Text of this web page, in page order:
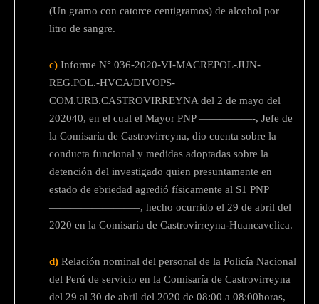
(Un gramo con catorce centigramos) de alcohol por
litro de sangre.
c) Informe N° 036-2020-VI-MACREPOL-JUN-
REG.POL.-HVCA/DIVOPS-
COM.URB.CASTROVIRREYNA del 2 de mayo del
202040, en el cual el Mayor PNP —————-, Jefe de
la Comisaría de Castrovirreyna, dio cuenta sobre la
conducta funcional y medidas adoptadas sobre la
detención del investigado quien presuntamente en
estado de ebriedad agredió físicamente al S1 PNP
————————–, hecho ocurrido el 29 de abril del
2020 en la Comisaría de Castrovirreyna-Huancavelica.
d) Relación nominal del personal de la Policía Nacional
del Perú de servicio en la Comisaría de Castrovirreyna
del 29 al 30 de abril del 2020 de 08:00 a 08:00horas,